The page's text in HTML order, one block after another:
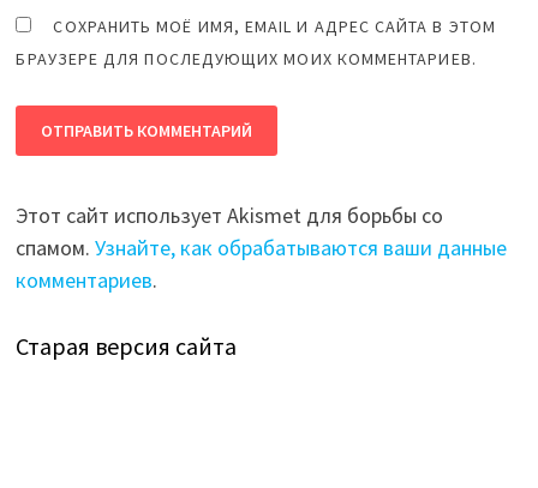
СОХРАНИТЬ МОЁ ИМЯ, EMAIL И АДРЕС САЙТА В ЭТОМ
БРАУЗЕРЕ ДЛЯ ПОСЛЕДУЮЩИХ МОИХ КОММЕНТАРИЕВ.
Этот сайт использует Akismet для борьбы со
спамом.Узнайте, как обрабатываются ваши данные
комментариев.
Старая версия сайта